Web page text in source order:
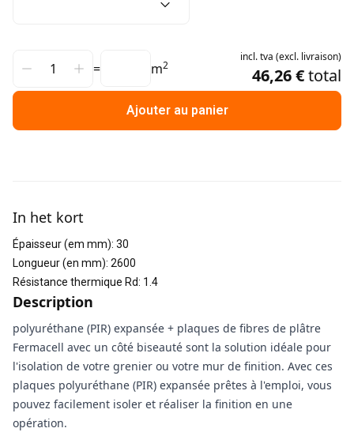
= m2
incl.tva (excl. livraison)
46,26 €total
Ajouter au panier
In het kort
Épaisseur (em mm): 30
Longueur (en mm): 2600
Résistance thermique Rd: 1.4
Description
polyuréthane (PIR) expansée + plaques de fibres de plâtre
Fermacell avec un côté biseauté sont la solution idéale pour
l'isolation de votre grenier ou votre mur de finition. Avec ces
plaques polyuréthane (PIR) expansée prêtes à l'emploi, vous
pouvez facilement isoler et réaliser la finition en une
opération.